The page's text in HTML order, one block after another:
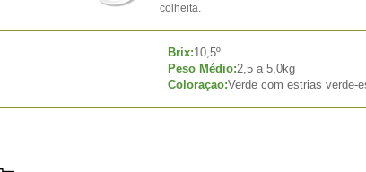
colheita.
Brix:10,5º
Peso Médio:2,5 a 5,0kg
Coloraçao:Verde com estrias verde-